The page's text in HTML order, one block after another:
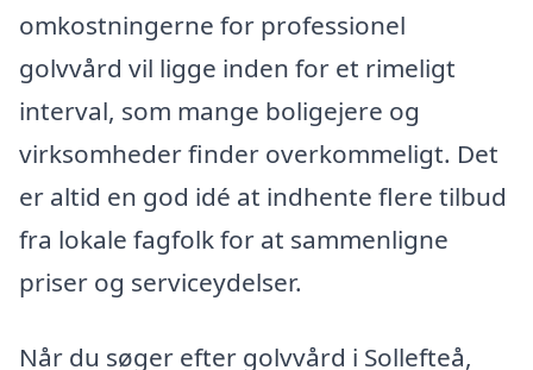
omkostningerne for professionel
golvvård vil ligge inden for et rimeligt
interval, som mange boligejere og
virksomheder finder overkommeligt. Det
er altid en god idé at indhente flere tilbud
fra lokale fagfolk for at sammenligne
priser og serviceydelser.
Når du søger efter golvvård i Sollefteå,